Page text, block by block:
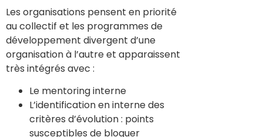
Les organisations pensent en priorité
au collectif et les programmes de
développement divergent d’une
organisation à l’autre et apparaissent
très intégrés avec :
Le mentoring interne
L’identification en interne des
critères d’évolution : points
susceptibles de bloquer